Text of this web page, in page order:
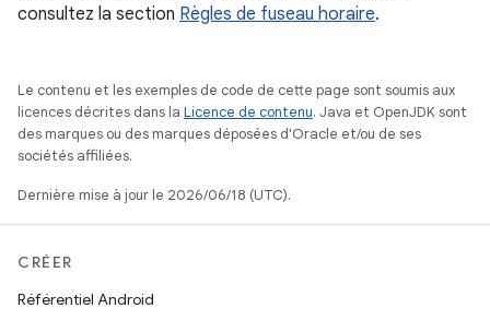
consultez la section Règles de fuseau horaire.
Le contenu et les exemples de code de cette page sont soumis aux
licences décrites dans la Licence de contenu. Java et OpenJDK sont
des marques ou des marques déposées d'Oracle et/ou de ses
sociétés affiliées.
Dernière mise à jour le 2026/06/18 (UTC).
CRÉER
Référentiel Android